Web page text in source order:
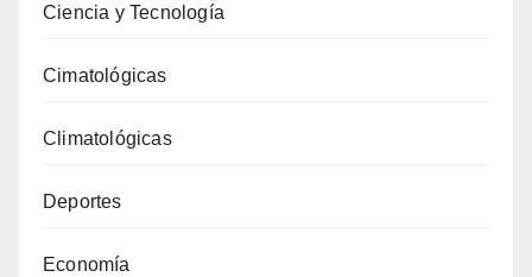
Ciencia y Tecnología
Cimatológicas
Climatológicas
Deportes
Economía